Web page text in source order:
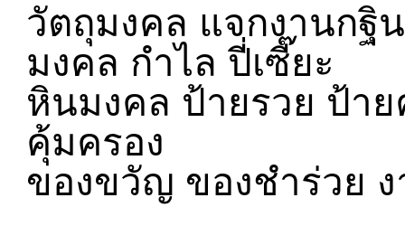
วัตถุมงคล แจกงานกฐิ
มงคล กำไล ปี่เซี๊ยะ
หินมงคล ป้ายรวย ป้า
คุ้มครอง
ของขวัญ ของชำร่วย